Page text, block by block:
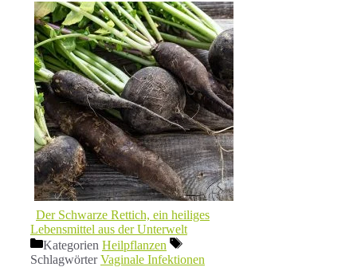
Der Schwarze Rettich, ein heiliges
Lebensmittel aus der Unterwelt
Kategorien Heilpflanzen
SchlagwörterVaginale Infektionen